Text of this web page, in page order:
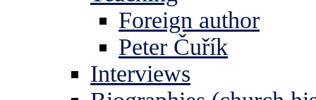
Foreign author
Peter Čuřík
Interviews